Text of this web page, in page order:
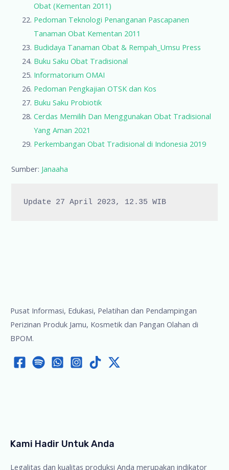
Obat (Kementan 2011)
Pedoman Teknologi Penanganan Pascapanen
Tanaman Obat Kementan 2011
Budidaya Tanaman Obat & Rempah_Umsu Press
Buku Saku Obat Tradisional
Informatorium OMAI
Pedoman Pengkajian OTSK dan Kos
Buku Saku Probiotik
Cerdas Memilih Dan Menggunakan Obat Tradisional
Yang Aman 2021
Perkembangan Obat Tradisional di Indonesia 2019
Sumber: Janaaha
Update 27 April 2023, 12.35 WIB
Pusat Informasi, Edukasi, Pelatihan dan Pendampingan
Perizinan Produk Jamu, Kosmetik dan Pangan Olahan di
BPOM.
Kami Hadir Untuk Anda
Legalitas dan kualitas produksi Anda merupakan indikator